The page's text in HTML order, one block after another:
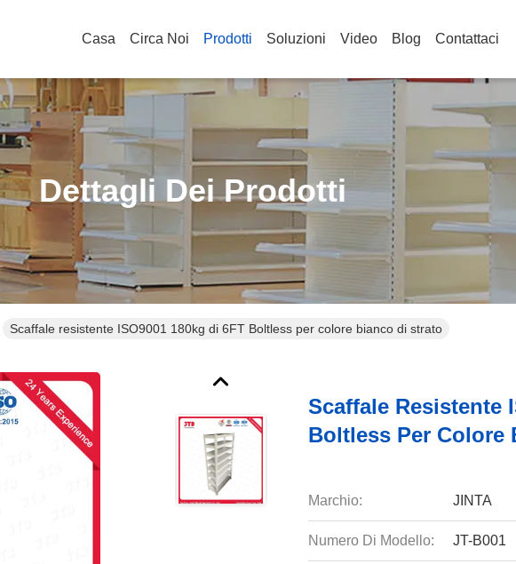
Casa Circa Noi Prodotti Soluzioni Video Blog Contattaci
Dettagli Dei Prodotti
Scaffale resistente ISO9001 180kg di 6FT Boltless per colore bianco di strato
Scaffale Resistente
Boltless Per Colore
Marchio: JINTA
Numero Di Modello: JT-B001